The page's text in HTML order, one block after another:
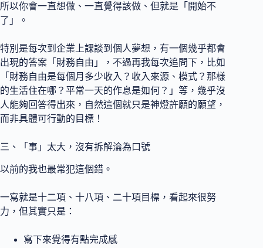
所以你會一直想做、一直覺得該做、但就是「開始不
了」。
特別是每次到企業上課談到個人夢想，有一個幾乎都會
出現的答案「財務自由」，不過再我每次追問下，比如
「財務自由是每個月多少收入？收入來源、模式？那樣
的生活住在哪？平常一天的作息是如何？」等，幾乎沒
人能夠回答得出來，自然這個就只是神燈許願的願望，
而非具體可行動的目標！
三、「事」太大，沒有拆解淪為口號
以前的我也最常犯這個錯。
一寫就是十二項、十八項、二十項目標，看起來很努
力，但其實只是：
寫下來覺得有點完成感